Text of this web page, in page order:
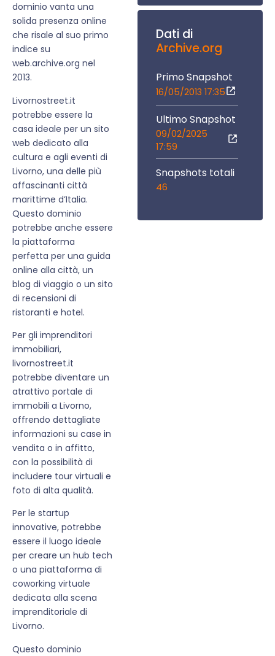
dominio vanta una
solida presenza online
che risale al suo primo
indice su
web.archive.org nel
2013.
Livornostreet.it
potrebbe essere la
casa ideale per un sito
web dedicato alla
cultura e agli eventi di
Livorno, una delle più
affascinanti città
marittime d’Italia.
Questo dominio
potrebbe anche essere
la piattaforma
perfetta per una guida
online alla città, un
blog di viaggio o un sito
di recensioni di
ristoranti e hotel.
Per gli imprenditori
immobiliari,
livornostreet.it
potrebbe diventare un
atrattivo portale di
immobili a Livorno,
offrendo dettagliate
informazioni su case in
vendita o in affitto,
con la possibilità di
includere tour virtuali e
foto di alta qualità.
Per le startup
innovative, potrebbe
essere il luogo ideale
per creare un hub tech
o una piattaforma di
coworking virtuale
dedicata alla scena
imprenditoriale di
Livorno.
Questo dominio
Dati di
Archive.org
Primo Snapshot
16/05/2013 17:35
Ultimo Snapshot
09/02/2025
17:59
Snapshots totali
46